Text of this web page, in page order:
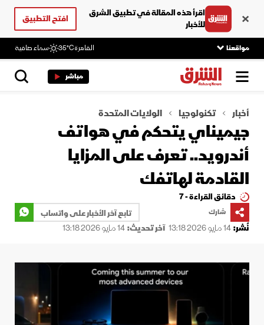
اقرأ هذه المقالة في تطبيق الشرق
للأخبار
افتح التطبيق
مواقعنا القاهرة35°C سماء صافية
مباشر
أخبار تكنولوجيا الولايات المتحدة
جيميناي يتحكم في هواتف
أندرويد.. تعرف على المزايا
القادمة لهاتفك
دقائق القراءة - 7
شارك
تابع آخر الأخبار على واتساب
نُشر:14 مايو 2026 13:18 آخر تحديث:14 مايو 2026 13:18